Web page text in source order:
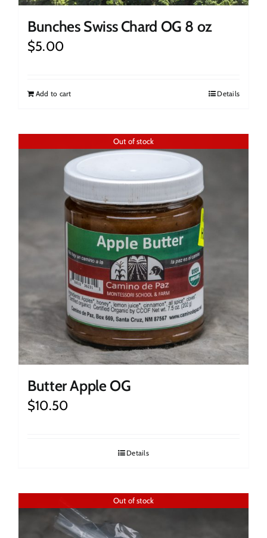
Bunches Swiss Chard OG 8 oz
$5.00
Add to cart Details
Out of stock
Butter Apple OG
$10.50
Details
Out of stock